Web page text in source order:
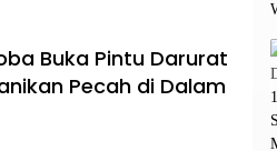
Buka Pintu Darurat
Pecah di Dalam